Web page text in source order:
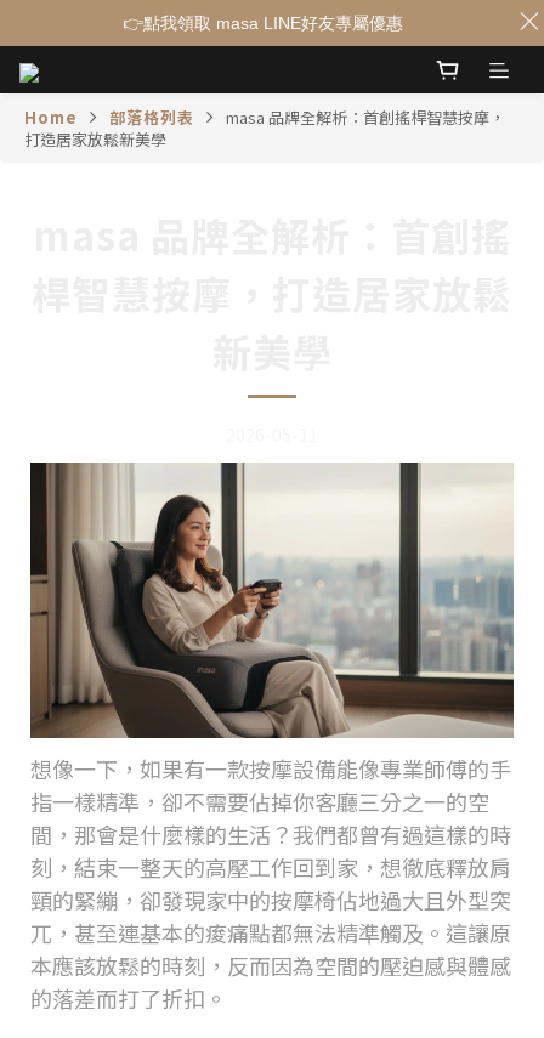
Home 部落格列表
masa 品牌全解析：首創搖桿智慧按摩，
打造居家放鬆新美學
想像一下，如果有一款按摩設備能像專業師傅的手
指一樣精準，卻不需要佔掉你客廳三分之一的空
間，那會是什麼樣的生活？我們都曾有過這樣的時
刻，結束一整天的高壓工作回到家，想徹底釋放肩
頸的緊繃，卻發現家中的按摩椅佔地過大且外型突
兀，甚至連基本的痠痛點都無法精準觸及。這讓原
本應該放鬆的時刻，反而因為空間的壓迫感與體感
的落差而打了折扣。
👉點我領取 masa LINE好友專屬優惠